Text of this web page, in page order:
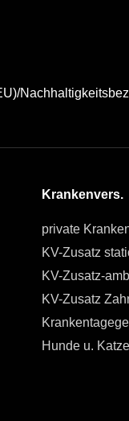
Krankenvers.
private
KV-Zusatz
KV-Zusatz-
KV-Zusatz
Hunde u.